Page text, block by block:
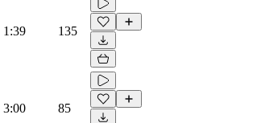
1:39 135
3:00 85